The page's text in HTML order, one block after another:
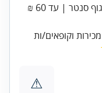
אנשי/נשות מכירות וקופאים/ות — דיזנגוף סנטר | עד 60 ₪
וקופאים/ות
⚠